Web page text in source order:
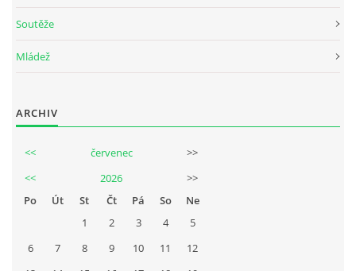
Soutěže
Mládež
ARCHIV
<< červenec
>>
<<
2026
>>
Po
Út St Čt Pá So
Ne
1
2 3 4
5
6
7 8 9 10 11
12